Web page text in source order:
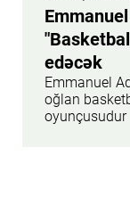
edəcək
Emmanuel
oğlan
oyunçusudur